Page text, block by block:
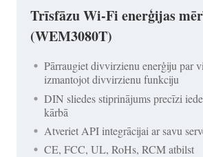
Trīsfāzu Wi-Fi enerģijas
(WEM3080T)
Pārraugiet divvirzienu enerģiju par
izmantojot divvirzienu funkciju
DIN sliedes stiprinājums precīzi
kārbā
Atveriet API integrācijai ar savu
CE, FCC, UL, RoHs, RCM atbilst